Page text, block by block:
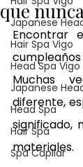
Japanese
Hair Spa Vigo
Head Spa Vigo
Japanese
Head Spa
Hair Spa
Spa Capilar
que
Encontrar
Muchas
diferente,
significado,
materiales.